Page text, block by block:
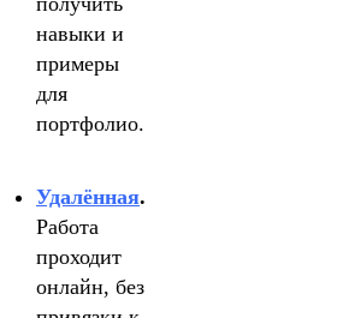
навыки и
примеры
для
портфолио.
Удалённая.
Работа
проходит
онлайн, без